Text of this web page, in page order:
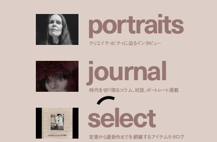
portraits
クリエイティビティに迫るインタビュー
journal
時代を切り取るコラム、対談、ポートレート連載
select
定番から最新作までを網羅するアイテムカタログ